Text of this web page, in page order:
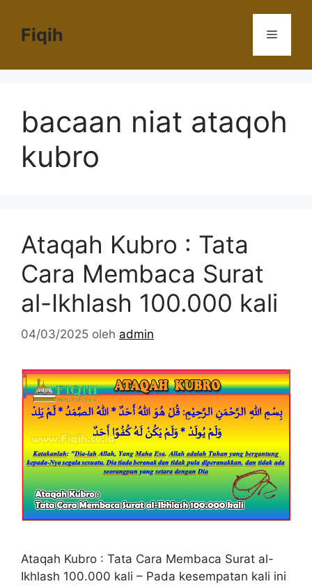
Fiqih Menu
bacaan niat ataqoh
kubro
Ataqah Kubro : Tata
Cara Membaca Surat
al-Ikhlash 100.000 kali
04/03/2025 oleh admin
Ataqah Kubro : Tata Cara Membaca Surat al-
Ikhlash 100.000 kali – Pada kesempatan kali ini